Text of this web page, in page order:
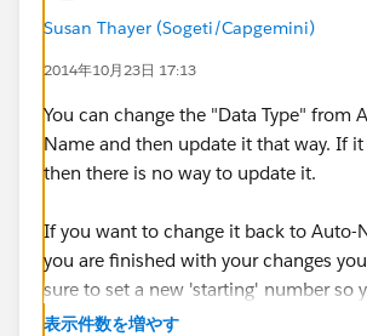
Susan Thayer (Sogeti/Capgemini)
2014年10月23日 17:13
You can change the "Data Type" from
Name and then update it that way. If
then there is no way to update it.
If you want to change it back to Auto-
you are finished with your changes
sure to set a new 'starting' number so
into any duplicates.
表示件数を増やす